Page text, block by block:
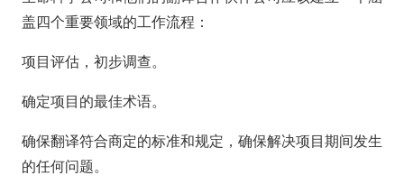
盖四个重要领域的工作流程：
项目评估，初步调查。
确定项目的最佳术语。
确保翻译符合商定的标准和规定，确保解决项目期间发生
的任何问题。